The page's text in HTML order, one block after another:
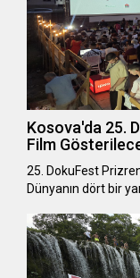
Kosova'da 25.
Film
25. DokuFest
Dünyanın dört bir